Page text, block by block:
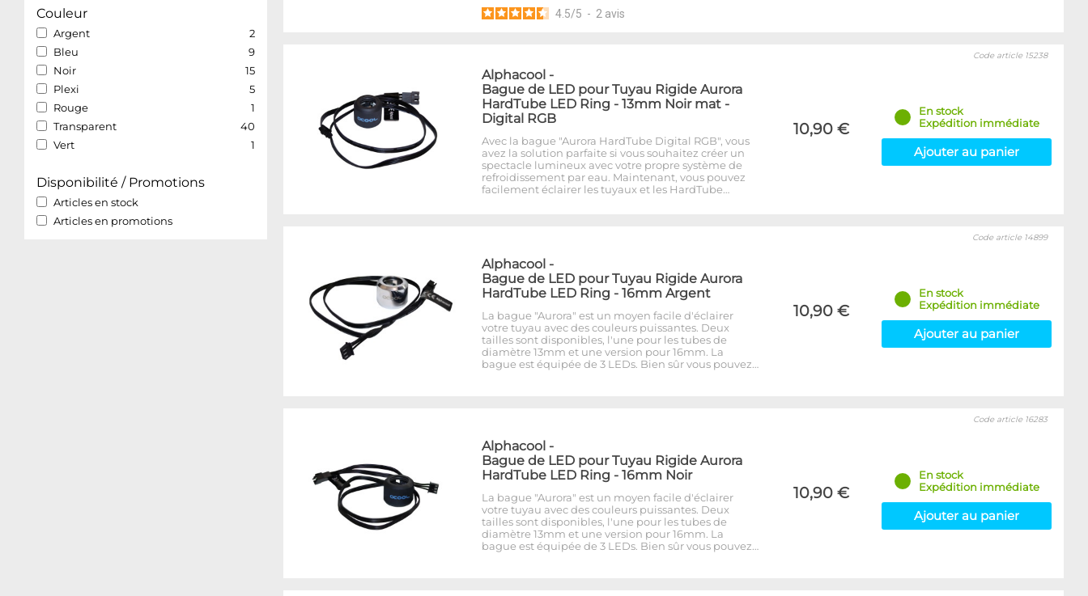
Couleur
Argent
2
Bleu
9
Noir
15
Plexi
5
Rouge
1
Transparent
40
Vert
1
Disponibilité / Promotions
Articles en stock
Articles en promotions
4.5/5 - 2 avis
Alphacool -
Bague de LED pour Tuyau Rigide Aurora
HardTube LED Ring - 13mm Noir mat -
Digital RGB
Avec la bague "Aurora HardTube Digital RGB", vous
avez la solution parfaite si vous souhaitez créer un
spectacle lumineux avec votre propre système de
refroidissement par eau. Maintenant, vous pouvez
facilement éclairer les tuyaux et les HardTube…
10,90 €
Code article 15238
En stock
Expédition immédiate
Ajouter au panier
Alphacool -
Bague de LED pour Tuyau Rigide Aurora
HardTube LED Ring - 16mm Argent
La bague "Aurora" est un moyen facile d'éclairer
votre tuyau avec des couleurs puissantes. Deux
tailles sont disponibles, l'une pour les tubes de
diamètre 13mm et une version pour 16mm. La
bague est équipée de 3 LEDs. Bien sûr vous pouvez…
10,90 €
Code article 14899
En stock
Expédition immédiate
Ajouter au panier
Alphacool -
Bague de LED pour Tuyau Rigide Aurora
HardTube LED Ring - 16mm Noir
La bague "Aurora" est un moyen facile d'éclairer
votre tuyau avec des couleurs puissantes. Deux
tailles sont disponibles, l'une pour les tubes de
diamètre 13mm et une version pour 16mm. La
bague est équipée de 3 LEDs. Bien sûr vous pouvez…
10,90 €
Code article 16283
En stock
Expédition immédiate
Ajouter au panier